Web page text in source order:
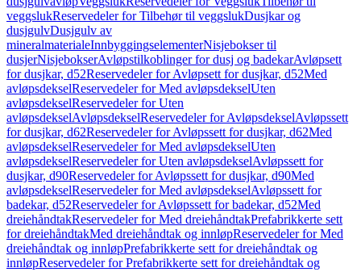
veggslukReservedeler for Tilbehør til veggslukDusjkar og
dusjgulvDusjgulv av
mineralmaterialeInnbyggingselementerNisjebokser til
dusjerNisjebokserAvløpstilkoblinger for dusj og badekarAvløpsett
for dusjkar, d52Reservedeler for Avløpsett for dusjkar, d52Med
avløpsdekselReservedeler for Med avløpsdekselUten
avløpsdekselReservedeler for Uten
avløpsdekselAvløpsdekselReservedeler for AvløpsdekselAvløpssett
for dusjkar, d62Reservedeler for Avløpssett for dusjkar, d62Med
avløpsdekselReservedeler for Med avløpsdekselUten
avløpsdekselReservedeler for Uten avløpsdekselAvløpssett for
dusjkar, d90Reservedeler for Avløpssett for dusjkar, d90Med
avløpsdekselReservedeler for Med avløpsdekselAvløpssett for
badekar, d52Reservedeler for Avløpssett for badekar, d52Med
dreiehåndtakReservedeler for Med dreiehåndtakPrefabrikkerte sett
for dreiehåndtakMed dreiehåndtak og innløpReservedeler for Med
dreiehåndtak og innløpPrefabrikkerte sett for dreiehåndtak og
innløpReservedeler for Prefabrikkerte sett for dreiehåndtak og